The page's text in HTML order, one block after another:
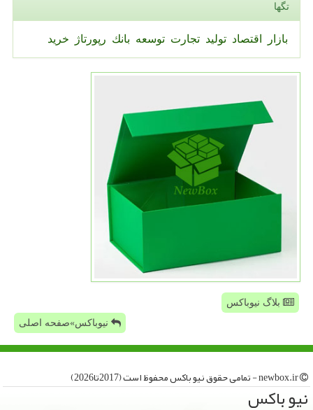
تگها
بازار اقتصاد تولید تجارت توسعه بانك رپورتاژ خرید
بلاگ نیوباکس
نیوباکس»صفحه اصلی
نیو باكس